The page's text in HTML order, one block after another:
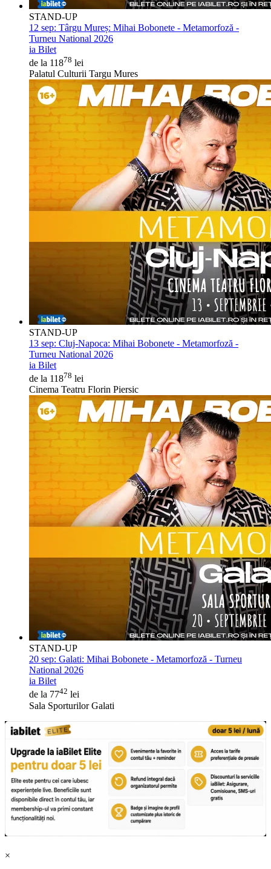
STAND-UP
12 sep: Târgu Mureș: Mihai Bobonete - Metamorfoză -
Turneu National 2026
ia Bilet
de la 11878 lei
Palatul Culturii Targu Mures
STAND-UP
13 sep: Cluj-Napoca: Mihai Bobonete - Metamorfoză -
Turneu National 2026
ia Bilet
de la 11878 lei
Cinema Teatru Florin Piersic
STAND-UP
20 sep: Galati: Mihai Bobonete - Metamorfoză - Turneu
National 2026
ia Bilet
de la 7742 lei
Sala Sporturilor Galati
×